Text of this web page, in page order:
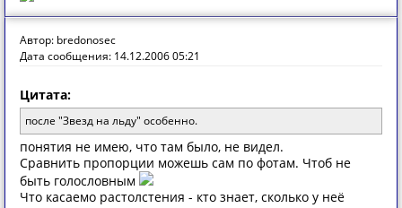
Автор: bredonosec
Дата сообщения: 14.12.2006 05:21
Цитата:
после "Звезд на льду" особенно.
понятия не имею, что там было, не видел.
Сравнить пропорции можешь сам по фотам. Чтоб не
быть голословным
Что касаемо растолстения - кто знает, сколько у неё